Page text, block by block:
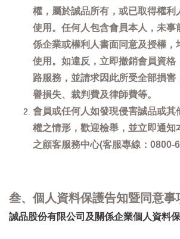
權，屬於誠品所有，或已取得權利
使用。任何人包含會員本人，未事
係企業或權利人書面同意及授權，
使用。如違反，立即撤銷會員資格
路服務，並請求因此所受全部損害
譽損失、裁判費及律師費等。
會員或任何人如發現侵害誠品或其
權之情形，歡迎檢舉，並立即通知
之顧客服務中心(客服專線：0800-
叁、個人資料保護告知暨同意事
誠品股份有限公司及關係企業個人資料